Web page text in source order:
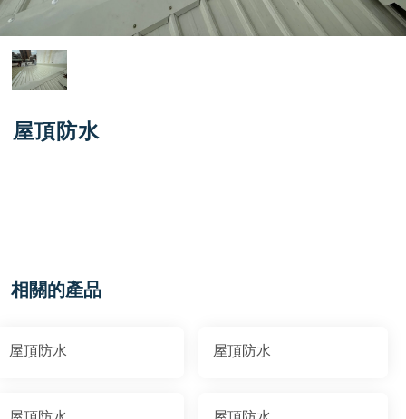
屋頂防水
相關的產品
屋頂防水 屋頂防水